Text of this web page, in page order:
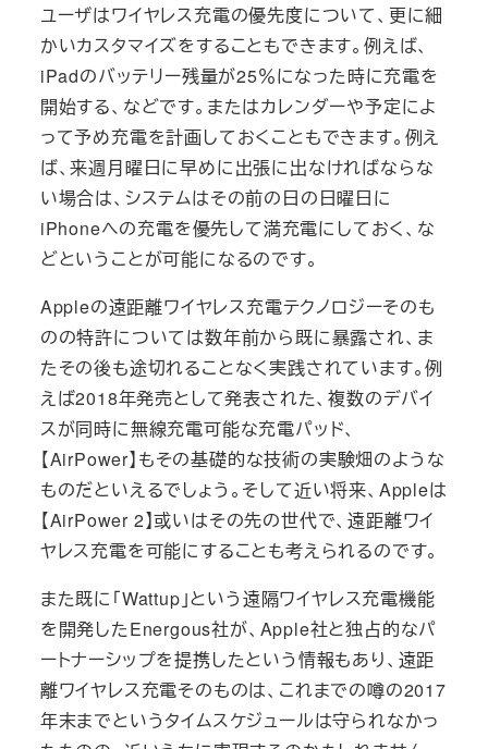
ユーザはワイヤレス充電の優先度について、更に細
かいカスタマイズをすることもできます。例えば、
iPadのバッテリー残量が25％になった時に充電を
開始する、などです。またはカレンダーや予定によ
って予め充電を計画しておくこともできます。例え
ば、来週月曜日に早めに出張に出なければならな
い場合は、システムはその前の日の日曜日に
iPhoneへの充電を優先して満充電にしておく、な
どということが可能になるのです。
Appleの遠距離ワイヤレス充電テクノロジーそのも
のの特許については数年前から既に暴露され、ま
たその後も途切れることなく実践されています。例
えば2018年発売として発表された、複数のデバイ
スが同時に無線充電可能な充電パッド、
【AirPower】もその基礎的な技術の実験畑のような
ものだといえるでしょう。そして近い将来、Appleは
【AirPower 2】或いはその先の世代で、遠距離ワイ
ヤレス充電を可能にすることも考えられるのです。
また既に「Wattup」という遠隔ワイヤレス充電機能
を開発したEnergous社が、Apple社と独占的なパ
ートナーシップを提携したという情報もあり、遠距
離ワイヤレス充電そのものは、これまでの噂の2017
年末までというタイムスケジュールは守られなかっ